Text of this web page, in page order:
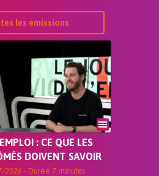
les emissions
: CE QUE LES
DOIVENT SAVOIR
2026 - Durée 7 minutes